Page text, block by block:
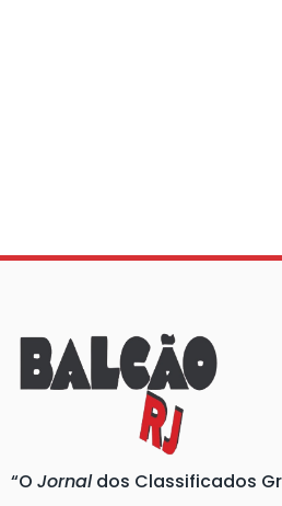
“O Jornaldos Classificados